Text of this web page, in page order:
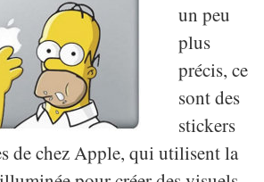
un peu
plus
précis, ce
sont des
stickers
de chez Apple, qui utilisent la